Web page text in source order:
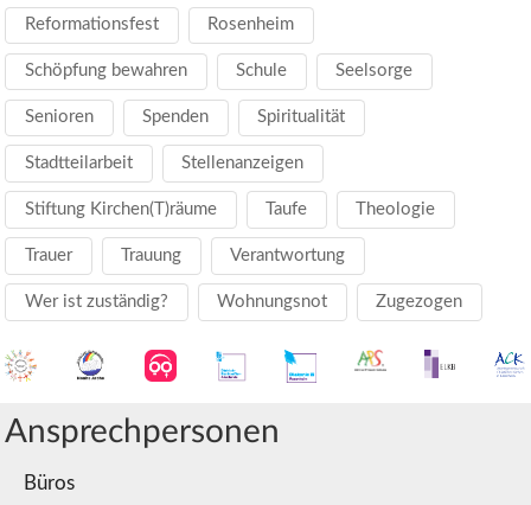
Reformationsfest Rosenheim
Schöpfung bewahren Schule Seelsorge
Senioren Spenden Spiritualität
Stadtteilarbeit Stellenanzeigen
Stiftung Kirchen(T)räume Taufe Theologie
Trauer Trauung Verantwortung
Wer ist zuständig? Wohnungsnot Zugezogen
Ansprechpersonen
Büros